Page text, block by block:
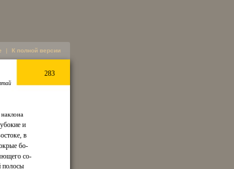
| К полной версии
283
и
в
бо-
со-
полосы